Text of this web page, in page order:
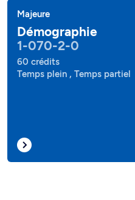
Majeure
Démographie
1-070-2-0
60 crédits
Temps plein , Temps partiel